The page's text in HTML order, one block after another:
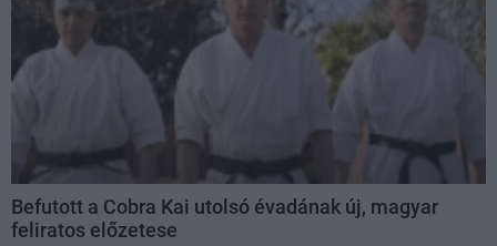
Befutott a Cobra Kai utolsó évadának új, magyar
feliratos előzetese